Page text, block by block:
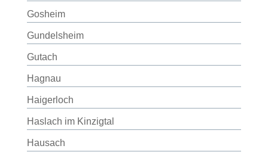
Gosheim
Gundelsheim
Gutach
Hagnau
Haigerloch
Haslach im Kinzigtal
Hausach